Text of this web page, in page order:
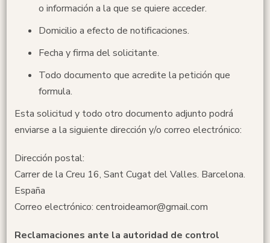
o información a la que se quiere acceder.
Domicilio a efecto de notificaciones.
Fecha y firma del solicitante.
Todo documento que acredite la petición que
formula.
Esta solicitud y todo otro documento adjunto podrá
enviarse a la siguiente dirección y/o correo electrónico:
Dirección postal:
Carrer de la Creu 16, Sant Cugat del Valles. Barcelona.
España
Correo electrónico: centroideamor@gmail.com
Reclamaciones ante la autoridad de control